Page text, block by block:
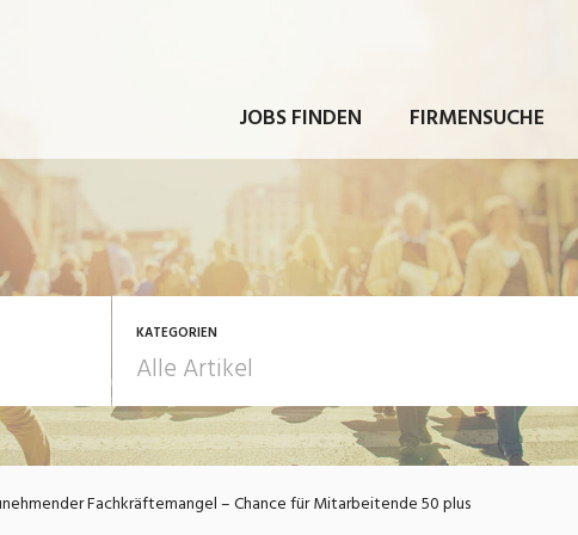
JOBS FINDEN FIRMENSUCHE
KATEGORIEN
Ausbildung / Weiterbildung
Fachkräftemangel – Chance für Mitarbeitende 50 plus